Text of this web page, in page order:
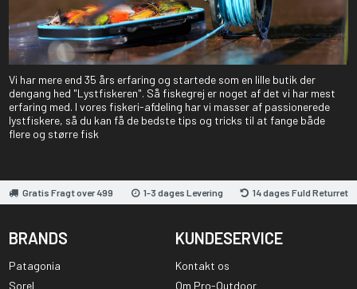
Vi har mere end 35 års erfaring og startede som en lille butik der
dengang hed "Lystfiskeren". Så fiskegrej er noget af det vi har mest
erfaring med. I vores fiskeri-afdeling har vi masser af passionerede
lystfiskere, så du kan få de bedste tips og tricks til at fange både
flere og større fisk
Gratis Fragt over 499 1-3 dages Levering 14 dages Fuld Returret
BRANDS
Patagonia
Sorel
KUNDESERVICE
Kontakt os
Om Pro-Outdoor